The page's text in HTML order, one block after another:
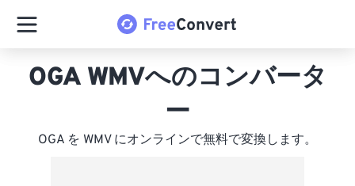
OGA WMVへのコンバータ
ー
OGA を WMV にオンラインで無料で変換します。